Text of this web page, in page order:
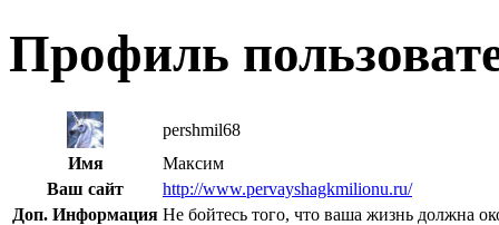
Профиль
pershmil68
Имя
Максим
Ваш сайт
http://www.pervayshagkmilionu.ru/
Доп. Информация Не бойтесь того, что ваша жизнь должна